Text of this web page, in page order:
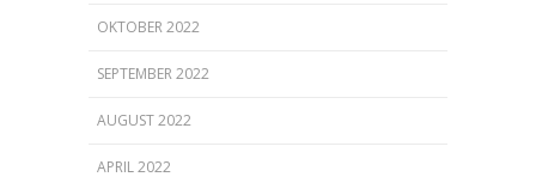
OKTOBER 2022
SEPTEMBER 2022
AUGUST 2022
APRIL 2022